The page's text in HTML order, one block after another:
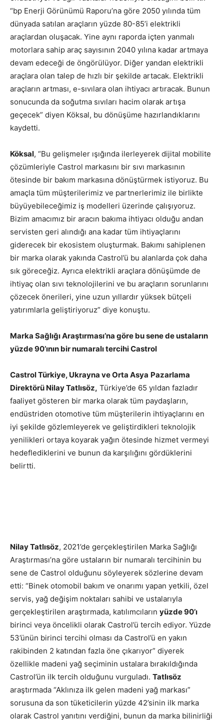
“bp Enerji Görünümü Raporu’na göre 2050 yılında tüm
dünyada satılan araçların yüzde 80-85’i elektrikli
araçlardan oluşacak. Yine aynı raporda içten yanmalı
motorlara sahip araç sayısının 2040 yılına kadar artmaya
devam edeceği de öngörülüyor. Diğer yandan elektrikli
araçlara olan talep de hızlı bir şekilde artacak. Elektrikli
araçların artması, e-sıvılara olan ihtiyacı artıracak. Bunun
sonucunda da soğutma sıvıları hacim olarak artışa
geçecek” diyen Köksal, bu dönüşüme hazırlandıklarını
kaydetti.
Köksal, “Bu gelişmeler ışığında ilerleyerek dijital mobilite
çözümleriyle Castrol markasını bir sıvı markasının
ötesinde bir bakım markasına dönüştürmek istiyoruz. Bu
amaçla tüm müşterilerimiz ve partnerlerimiz ile birlikte
büyüyebileceğimiz iş modelleri üzerinde çalışıyoruz.
Bizim amacımız bir aracın bakıma ihtiyacı olduğu andan
servisten geri alındığı ana kadar tüm ihtiyaçlarını
giderecek bir ekosistem oluşturmak. Bakımı sahiplenen
bir marka olarak yakında Castrol’ü bu alanlarda çok daha
sık göreceğiz. Ayrıca elektrikli araçlara dönüşümde de
ihtiyaç olan sıvı teknolojilerini ve bu araçların sorunlarını
çözecek önerileri, yine uzun yıllardır yüksek bütçeli
yatırımlarla geliştiriyoruz” diye konuştu.
Marka Sağlığı Araştırması’na göre bu sene de ustaların
yüzde 90’ının bir numaralı tercihi Castrol
Castrol Türkiye, Ukrayna ve Orta Asya Pazarlama
Direktörü Nilay Tatlısöz, Türkiye’de 65 yıldan fazladır
faaliyet gösteren bir marka olarak tüm paydaşların,
endüstriden otomotive tüm müşterilerin ihtiyaçlarını en
iyi şekilde gözlemleyerek ve geliştirdikleri teknolojik
yenilikleri ortaya koyarak yağın ötesinde hizmet vermeyi
hedeflediklerini ve bunun da karşılığını gördüklerini
belirtti.
Nilay Tatlısöz, 2021’de gerçekleştirilen Marka Sağlığı
Araştırması’na göre ustaların bir numaralı tercihinin bu
sene de Castrol olduğunu söyleyerek sözlerine devam
etti: “Binek otomobil bakım ve onarımı yapan yetkili, özel
servis, yağ değişim noktaları sahibi ve ustalarıyla
gerçekleştirilen araştırmada, katılımcıların yüzde 90’ı
birinci veya öncelikli olarak Castrol’ü tercih ediyor. Yüzde
53’ünün birinci tercihi olması da Castrol’ü en yakın
rakibinden 2 katından fazla öne çıkarıyor” diyerek
özellikle madeni yağ seçiminin ustalara bırakıldığında
Castrol’ün ilk tercih olduğunu vurguladı. Tatlısöz
araştırmada “Aklınıza ilk gelen madeni yağ markası”
sorusuna da son tüketicilerin yüzde 42’sinin ilk marka
olarak Castrol yanıtını verdiğini, bunun da marka bilinirliği